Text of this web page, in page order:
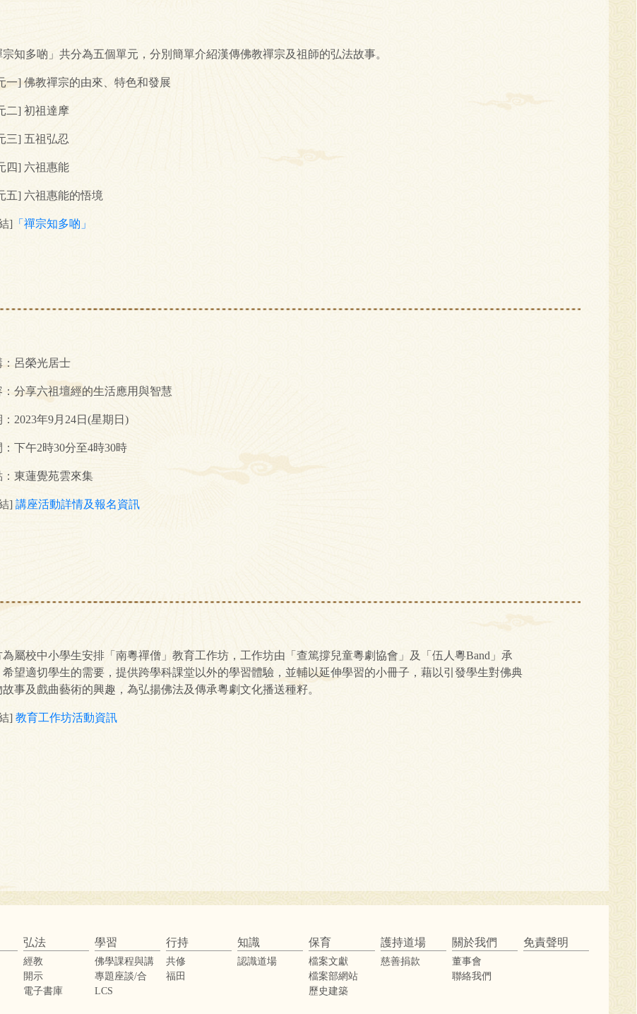
宗知多啲」共分為五個單元，分別簡單介紹漢傳佛教禪宗及祖師的弘法故事。
一] 佛教禪宗的由來、特色和發展
二] 初祖達摩
三] 五祖弘忍
四] 六祖惠能
五] 六祖惠能的悟境
] 「禪宗知多啲」
：呂榮光居士
：分享六祖壇經的生活應用與智慧
：2023年9月24日(星期日)
：下午2時30分至4時30時
：東蓮覺苑雲來集
]講座活動詳情及報名資訊
為屬校中小學生安排「南粵禪僧」教育工作坊，工作坊由「查篤撐兒童粵劇協會」及「伍人粵Band」承
希望適切學生的需要，提供跨學科課堂以外的學習體驗，並輔以延伸學習的小冊子，藉以引發學生對佛典
故事及戲曲藝術的興趣，為弘揚佛法及傳承粵劇文化播送種籽。
]教育工作坊活動資訊
弘法
經教
開示
電子書庫
學習
佛學課程與講
座
專題座談/合
辦活動
LCS
行持
共修
福田
知識
認識道場
保育
檔案文獻
檔案部網站
歷史建築
護持道場
慈善捐款
關於我們
董事會
聯絡我們
免責聲明